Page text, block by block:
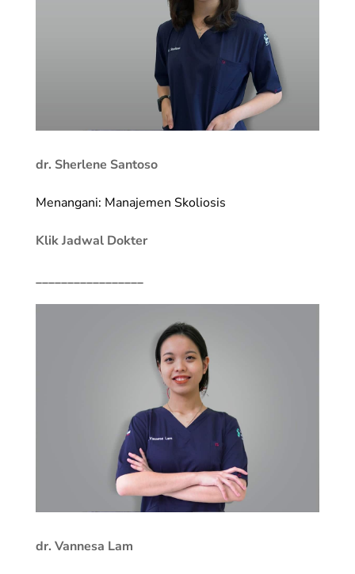
dr. Sherlene Santoso
Menangani: Manajemen Skoliosis
Klik Jadwal Dokter
_________________
dr. Vannesa Lam